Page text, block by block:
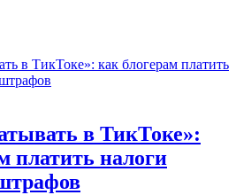
в ТикТоке»:
платить налоги